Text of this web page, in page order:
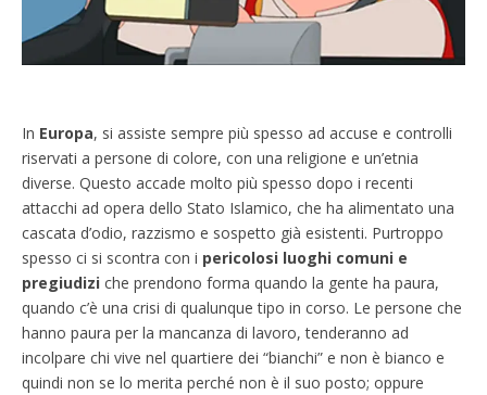
In Europa, si assiste sempre più spesso ad accuse e controlli
riservati a persone di colore, con una religione e un’etnia
diverse. Questo accade molto più spesso dopo i recenti
attacchi ad opera dello Stato Islamico, che ha alimentato una
cascata d’odio, razzismo e sospetto già esistenti. Purtroppo
spesso ci si scontra con i pericolosi luoghi comuni e
pregiudizi che prendono forma quando la gente ha paura,
quando c’è una crisi di qualunque tipo in corso. Le persone che
hanno paura per la mancanza di lavoro, tenderanno ad
incolpare chi vive nel quartiere dei “bianchi” e non è bianco e
quindi non se lo merita perché non è il suo posto; oppure